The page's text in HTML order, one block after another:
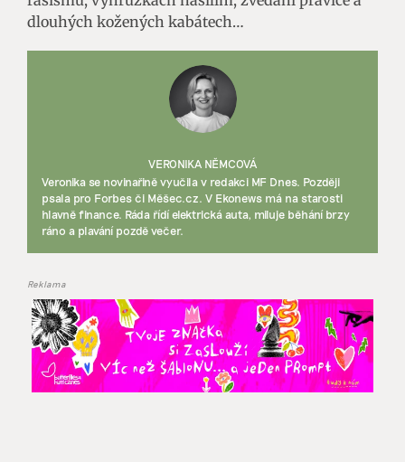
dlouhých kožených kabátech…
VERONIKA NĚMCOVÁ
Veronika se novinařině vyučila v redakci MF Dnes. Později
psala pro Forbes či Měšec.cz. V Ekonews má na starosti
hlavně finance. Ráda řídí elektrická auta, miluje běhání brzy
ráno a plavání pozdě večer.
Reklama